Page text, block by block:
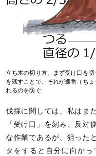
立ち木の切り方。まず受け口を切
を残すことで、それが蝶番（ち
れるのを防ぐ
伐採に関しては、私はま
「受け口」を刻み、反対
な作業であるが、狙った
タをすると自分に向か